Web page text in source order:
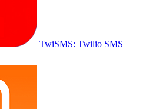
TwiSMS: Twilio SMS